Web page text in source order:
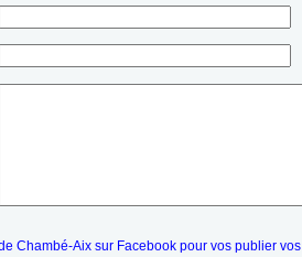
Chambé-Aix sur Facebook pour vos publier vos